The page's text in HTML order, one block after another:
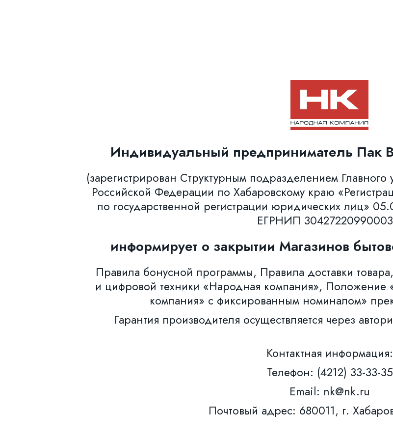
Индивидуальный предприниматель Пак
(зарегистрирован Структурным подразделением
Российской Федерации по Хабаровскому краю
по государственной регистрации юридических лиц»
ЕГРНИП
информирует о закрытии Магазинов
Правила бонусной программы, Правила доставки
и цифровой техники «Народная компания»,
компания» с фиксированным номиналом»
Гарантия производителя осуществляется через
Контактная информация:
Телефон: (4212) 33-33-35
Email: nk@nk.ru
Почтовый адрес: 680011, г.